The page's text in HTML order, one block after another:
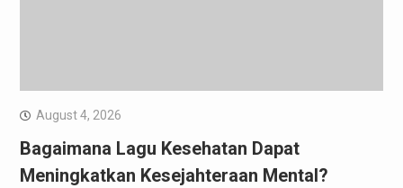
August 4, 2026
Bagaimana Lagu Kesehatan Dapat
Meningkatkan Kesejahteraan Mental?